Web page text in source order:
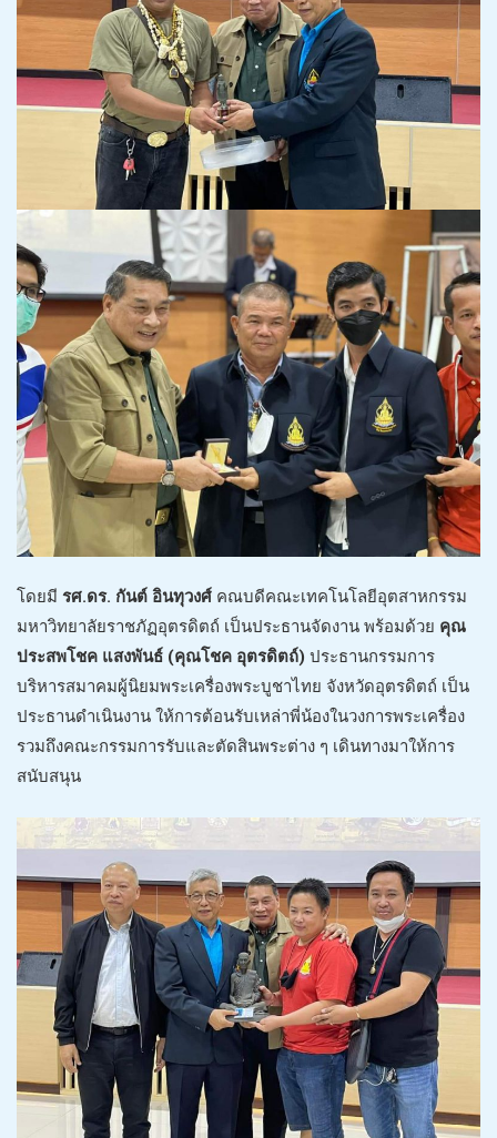
โดยมี รศ.ดร. กันต์ อินทุวงศ์ คณบดีคณะเทคโนโลยีอุตสาหกรรม
มหาวิทยาลัยราชภัฏอุตรดิตถ์ เป็นประธานจัดงาน พร้อมด้วย คุณ
ประสพโชค แสงพันธ์ (คุณโชค อุตรดิตถ์) ประธานกรรมการ
บริหารสมาคมผู้นิยมพระเครื่องพระบูชาไทย จังหวัดอุตรดิตถ์ เป็น
ประธานดำเนินงาน ให้การต้อนรับเหล่าพี่น้องในวงการพระเครื่อง
รวมถึงคณะกรรมการรับและตัดสินพระต่าง ๆ เดินทางมาให้การ
สนับสนุน